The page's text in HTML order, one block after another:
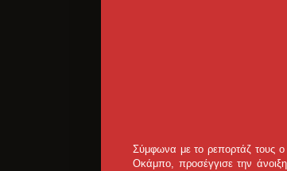
Σύμφωνα με το ρεπορτάζ τους ο
Οκάμπο, προσέγγισε την